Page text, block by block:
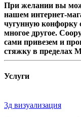
При желании вы
нашем интернет-
чугунную конфорку
многое другое.
сами привезем и
стяжку в пределах
Услуги
3д визуализация